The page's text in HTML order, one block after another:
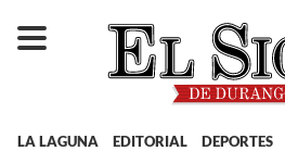
LA LAGUNA EDITORIAL DEPORTES